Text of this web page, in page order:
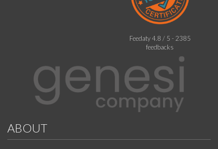
Feedaty4.8 / 5 - 2385
feedbacks
ABOUT